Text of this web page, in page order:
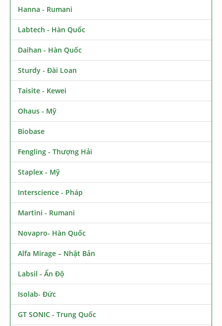
Hanna - Rumani
Labtech - Hàn Quốc
Daihan - Hàn Quốc
Sturdy - Đài Loan
Taisite - Kewei
Ohaus - Mỹ
Biobase
Fengling - Thượng Hải
Staplex - Mỹ
Interscience - Pháp
Martini - Rumani
Novapro- Hàn Quốc
Alfa Mirage – Nhật Bản
Labsil - Ấn Độ
Isolab- Đức
GT SONIC - Trung Quốc